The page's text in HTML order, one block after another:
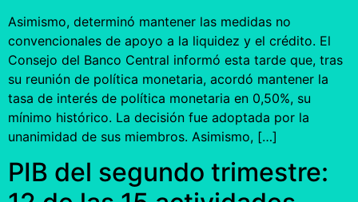
Asimismo, determinó mantener las medidas no
convencionales de apoyo a la liquidez y el crédito. El
Consejo del Banco Central informó esta tarde que, tras
su reunión de política monetaria, acordó mantener la
tasa de interés de política monetaria en 0,50%, su
mínimo histórico. La decisión fue adoptada por la
unanimidad de sus miembros. Asimismo, […]
PIB del segundo trimestre: